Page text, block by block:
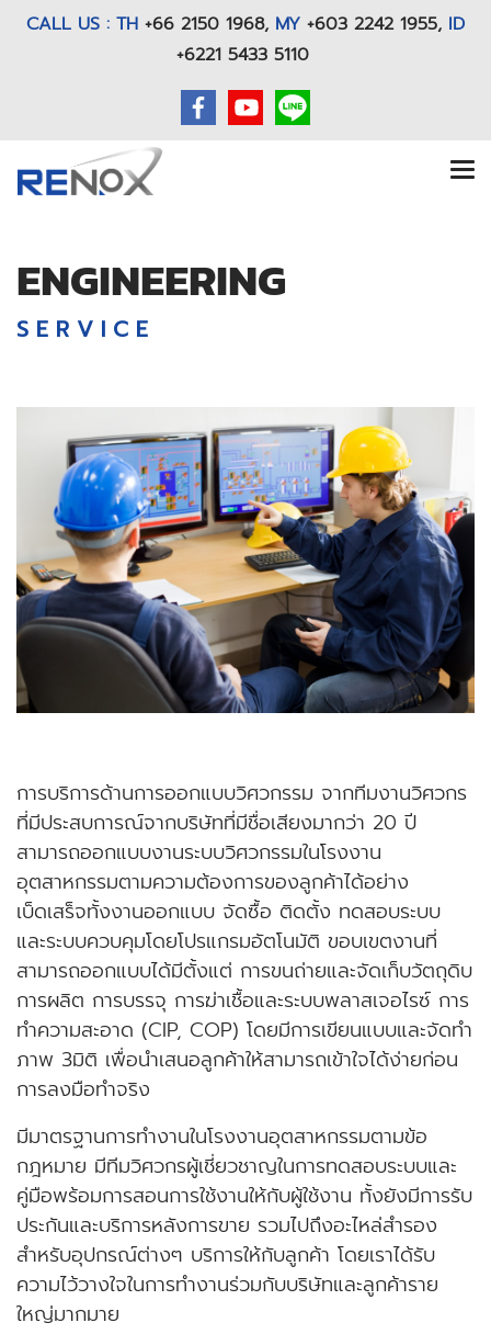
CALL US : TH +66 2150 1968, MY +603 2242 1955, ID
+6221 5433 5110
ENGINEERING
S E R V I C E
การบริการด้านการออกแบบวิศวกรรม จากทีมงานวิศวกร
ที่มีประสบการณ์จากบริษัทที่มีชื่อเสียงมากว่า 20 ปี
สามารถออกแบบงานระบบวิศวกรรมในโรงงาน
อุตสาหกรรมตามความต้องการของลูกค้าได้อย่าง
เบ็ดเสร็จทั้งงานออกแบบ จัดซื้อ ติดตั้ง ทดสอบระบบ
และระบบควบคุมโดยโปรแกรมอัตโนมัติ ขอบเขตงานที่
สามารถออกแบบได้มีตั้งแต่ การขนถ่ายและจัดเก็บวัตถุดิบ
การผลิต การบรรจุ การฆ่าเชื้อและระบบพลาสเจอไรซ์ การ
ทำความสะอาด (CIP, COP) โดยมีการเขียนแบบและจัดทำ
ภาพ 3มิติ เพื่อนำเสนอลูกค้าให้สามารถเข้าใจได้ง่ายก่อน
การลงมือทำจริง
มีมาตรฐานการทำงานในโรงงานอุตสาหกรรมตามข้อ
กฎหมาย มีทีมวิศวกรผู้เชี่ยวชาญในการทดสอบระบบและ
คู่มือพร้อมการสอนการใช้งานให้กับผู้ใช้งาน ทั้งยังมีการรับ
ประกันและบริการหลังการขาย รวมไปถึงอะไหล่สำรอง
สำหรับอุปกรณ์ต่างๆ บริการให้กับลูกค้า โดยเราได้รับ
ความไว้วางใจในการทำงานร่วมกับบริษัทและลูกค้าราย
ใหญ่มากมาย